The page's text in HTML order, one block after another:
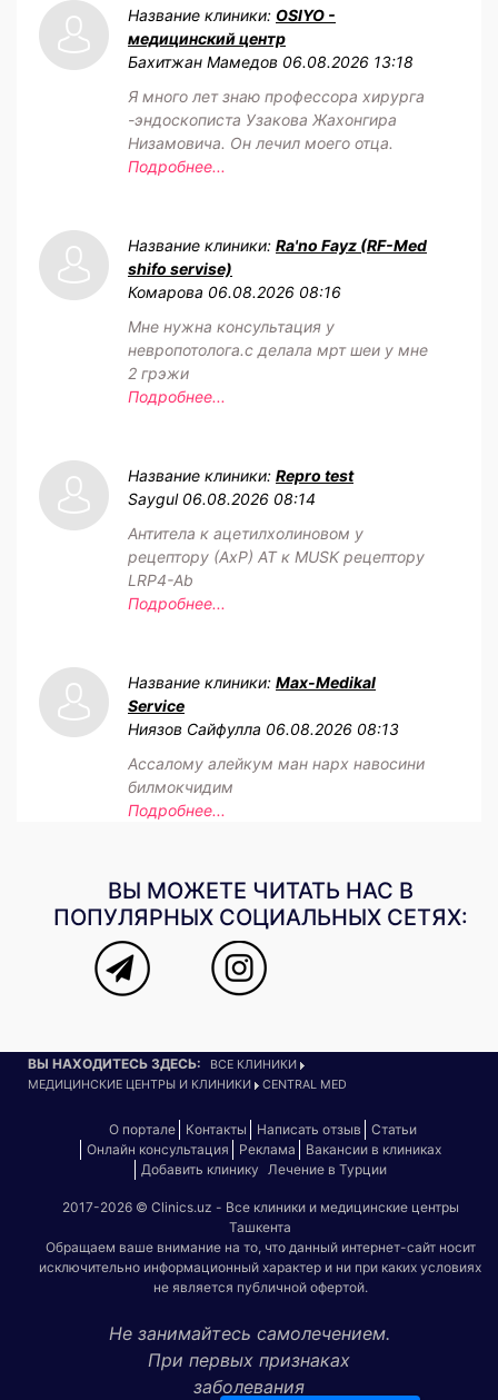
Название клиники: OSIYO -
медицинский центр
Бахитжан Мамедов 06.08.2026 13:18
Я много лет знаю профессора хирурга
-эндоскописта Узакова Жахонгира
Низамовича. Он лечил моего отца.
Подробнее...
Название клиники: Ra'no Fayz (RF-Med
shifo servise)
Комарова 06.08.2026 08:16
Мне нужна консультация у
невропотолога.с делала мрт шеи у мне
2 грэжи
Подробнее...
Название клиники: Repro test
Saygul 06.08.2026 08:14
Антитела к ацетилхолиновом у
рецептору (АхР) АТ к MUSK рецептору
LRP4-Ab
Подробнее...
Название клиники: Max-Medikal
Service
Ниязов Сайфулла 06.08.2026 08:13
Ассалому алейкум ман нарх навосини
билмокчидим
Подробнее...
ВЫ МОЖЕТЕ ЧИТАТЬ НАС В
ПОПУЛЯРНЫХ СОЦИАЛЬНЫХ СЕТЯХ:
ВЫ НАХОДИТЕСЬ ЗДЕСЬ:
ВСЕ КЛИНИКИ
МЕДИЦИНСКИЕ ЦЕНТРЫ И КЛИНИКИ
CENTRAL MED
О портале Контакты Написать отзыв
Статьи
Онлайн консультация
Реклама
Вакансии в клиниках
Добавить клинику Лечение в Турции
2017-2026 © Clinics.uz - Все клиники и медицинские центры
Ташкента
Обращаем ваше внимание на то, что данный интернет-сайт носит
исключительно информационный характер и ни при каких условиях
не является публичной офертой.
Не занимайтесь самолечением.
При первых признаках
заболевания